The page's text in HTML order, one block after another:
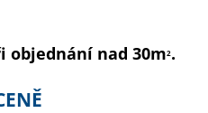
objednání nad 30m2.